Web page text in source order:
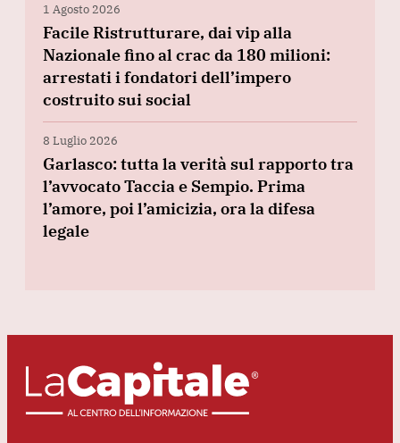
1 Agosto 2026
Facile Ristrutturare, dai vip alla
Nazionale fino al crac da 180 milioni:
arrestati i fondatori dell’impero
costruito sui social
8 Luglio 2026
Garlasco: tutta la verità sul rapporto tra
l’avvocato Taccia e Sempio. Prima
l’amore, poi l’amicizia, ora la difesa
legale